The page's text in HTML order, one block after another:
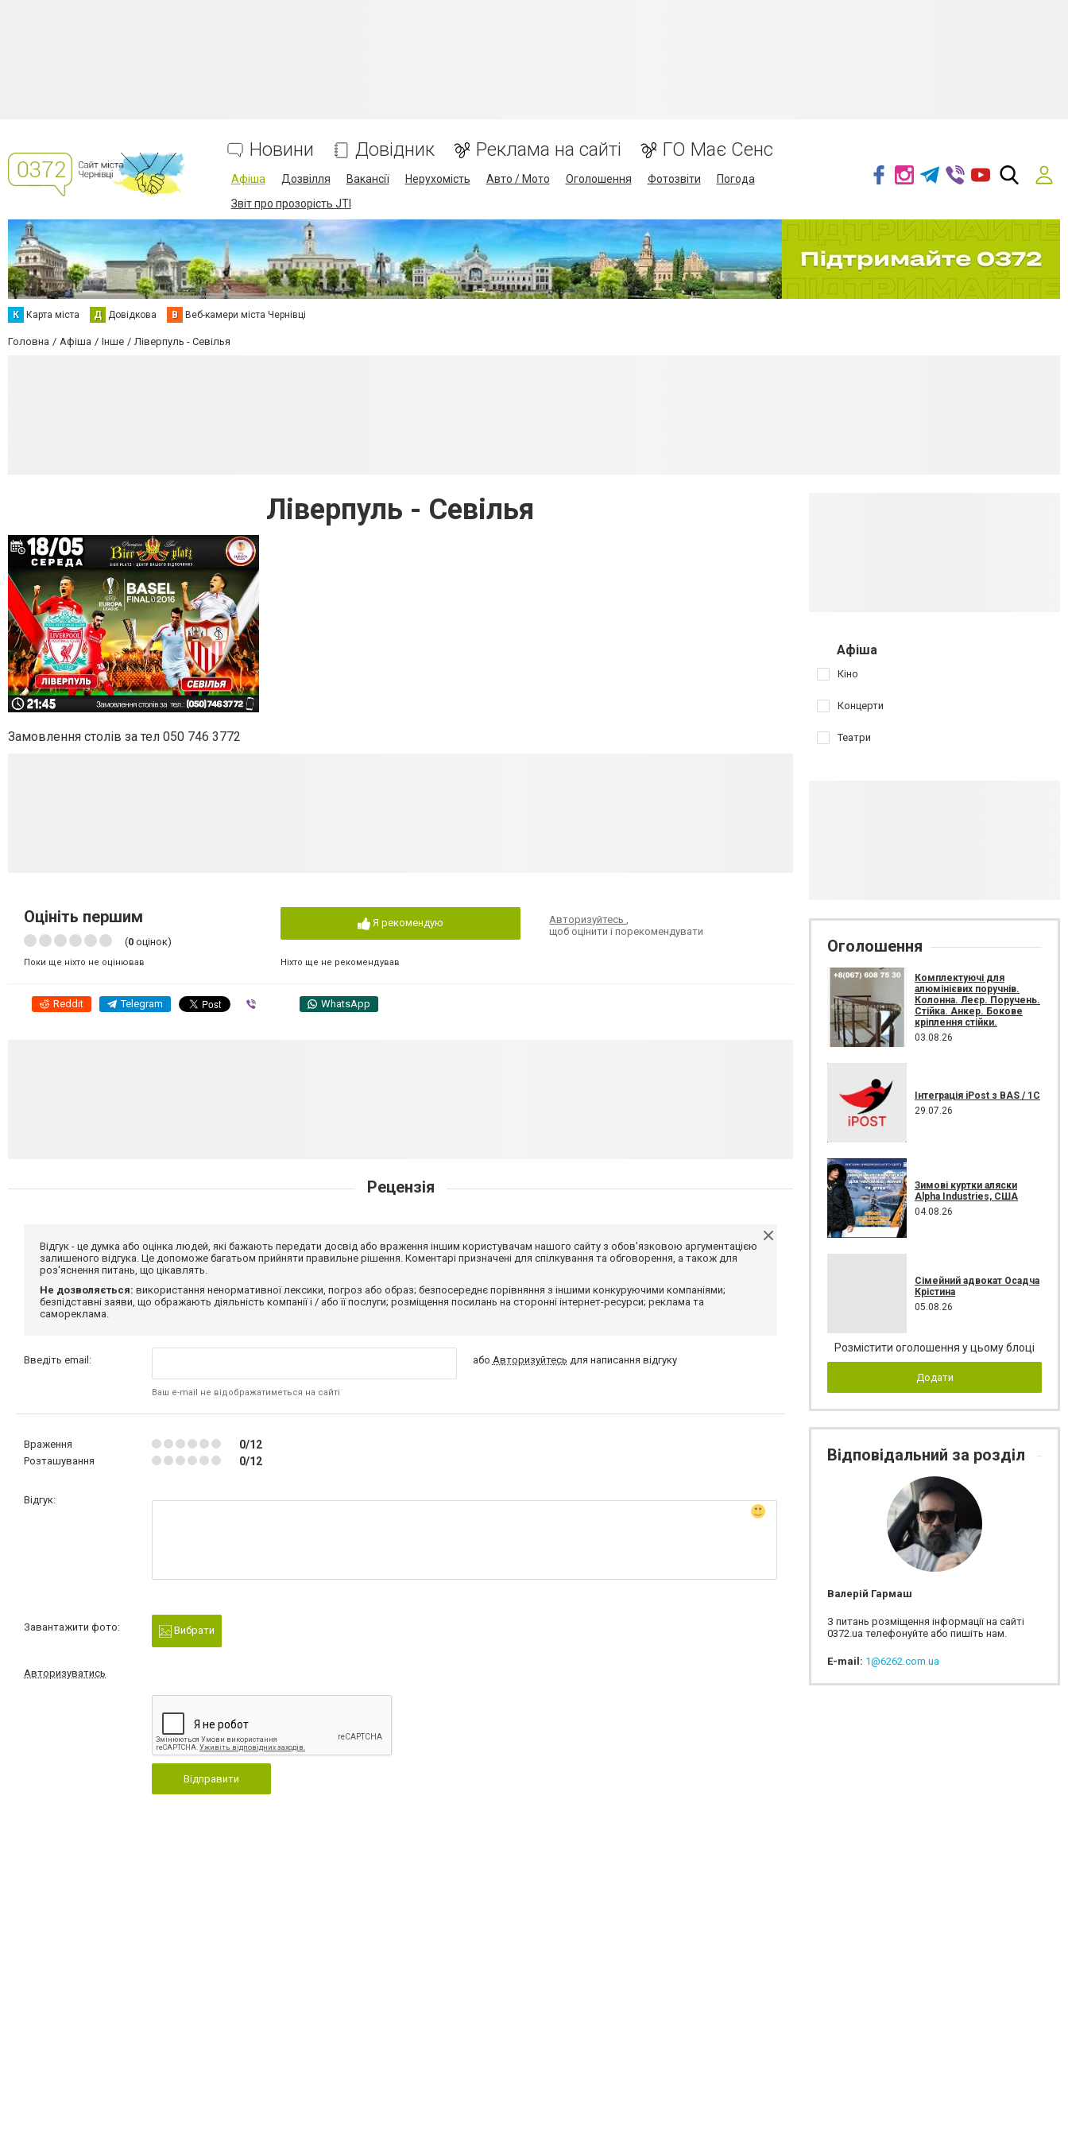
Новини Довідник Реклама на сайті ГО Має Сенс
Афіша Дозвілля Вакансії Нерухомість Авто / Мото Оголошення Фотозвіти
Погода
Звіт про прозорість JTI
К Карта міста Д Довідкова В Веб-камери міста Чернівці
Головна Афіша Інше Ліверпуль - Севілья
Ліверпуль - Севілья
Замовлення столів за тел 050 746 3772
Оцініть першим
(0 оцінок)
Поки ще ніхто не оцінював
Я рекомендую
Ніхто ще не рекомендував
Авторизуйтесь,
щоб оцінити і порекомендувати
Reddit Telegram WhatsApp
Рецензія
Відгук - це думка або оцінка людей, які бажають передати досвід або враження іншим користувачам нашого сайту з обов'язковою аргументацією
залишеного відгука. Це допоможе багатьом прийняти правильне рішення. Коментарі призначені для спілкування та обговорення, а також для
роз'яснення питань, що цікавлять.
Не дозволяється: використання ненормативної лексики, погроз або образ; безпосереднє порівняння з іншими конкуруючими компаніями;
безпідставні заяви, що ображають діяльність компанії і / або її послуги; розміщення посилань на сторонні інтернет-ресурси; реклама та
самореклама.
Введіть email:
Ваш e-mail не відображатиметься на сайті
або Авторизуйтесь для написання відгуку
Враження 0/12
Розташування 0/12
Відгук:
Завантажити фото: Вибрати
Авторизуватись
Відправити
Афіша
Кіно
Концерти
Театри
Оголошення
Комплектуючі для
алюмінієвих поручнів.
Колонна. Леєр. Поручень.
Стійка. Анкер. Бокове
кріплення стійки.
03.08.26
Інтеграція iPost з BAS / 1C
29.07.26
Зимові куртки аляски
Alpha Industries, США
04.08.26
Сімейний адвокат Осадча
Крістина
05.08.26
Розмістити оголошення у цьому блоці
Додати
Відповідальний за розділ
Валерій Гармаш
З питань розміщення інформації на сайті
0372.ua телефонуйте або пишіть нам.
E-mail: 1@6262.com.ua